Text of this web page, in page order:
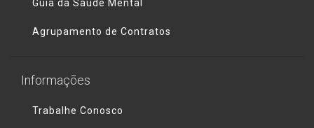
Guia da Saúde Mental
Agrupamento de Contratos
Informações
Trabalhe Conosco